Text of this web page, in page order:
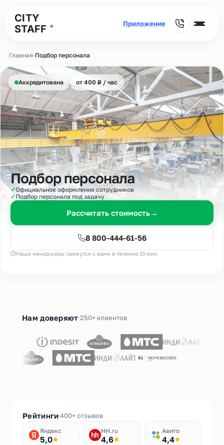
CITY
STAFF
®
Главная›Подбор персонала
Аккредитована от 400 ₽
Р/ час
Подбор персонала
✓Официальное оформление сотрудников
✓Подбор персонала под задачу
Рассчитать стоимость→
8 800-444-61-56
Наши менеджеры свяжутся с вами в течение 15 мин
Нам доверяют 250+ клиентов
Рейтинги400+ отзывов
Яндекс
5,0
HH.ru
4,6
Авито
4,4